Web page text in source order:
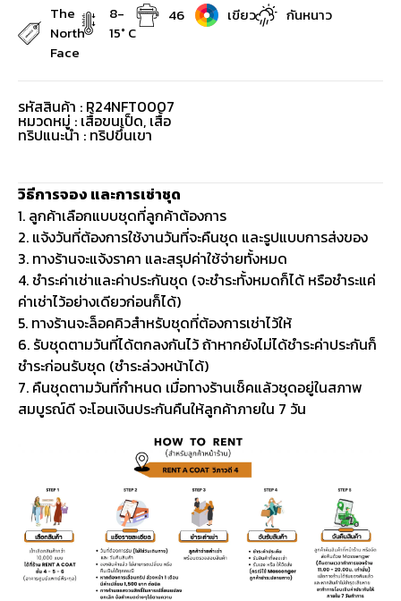
The
North
Face
8-
15° C
46 เขียว กันหนาว
รหัสสินค้า : R24NFT0007
หมวดหมู่ : เสื้อขนเป็ด, เสื้อ
ทริปแนะนำ : ทริปขึ้นเขา
วิธีการจอง และการเช่าชุด
1. ลูกค้าเลือกแบบชุดที่ลูกค้าต้องการ
2. แจ้งวันที่ต้องการใช้งานวันที่จะคืนชุด และรูปแบบการส่งของ
3. ทางร้านจะแจ้งราคา และสรุปค่าใช้จ่ายทั้งหมด
4. ชำระค่าเช่าและค่าประกันชุด (จะชำระทั้งหมดก็ได้ หรือชำระแค่
ค่าเช่าไว้อย่างเดียวก่อนก็ได้)
5. ทางร้านจะล็อคคิวสำหรับชุดที่ต้องการเช่าไว้ให้
6. รับชุดตามวันที่ได้ตกลงกันไว้ ถ้าหากยังไม่ได้ชำระค่าประกันก็
ชำระก่อนรับชุด (ชำระล่วงหน้าได้)
7. คืนชุดตามวันที่กำหนด เมื่อทางร้านเช็คแล้วชุดอยู่ในสภาพ
สมบูรณ์ดี จะโอนเงินประกันคืนให้ลูกค้าภายใน 7 วัน